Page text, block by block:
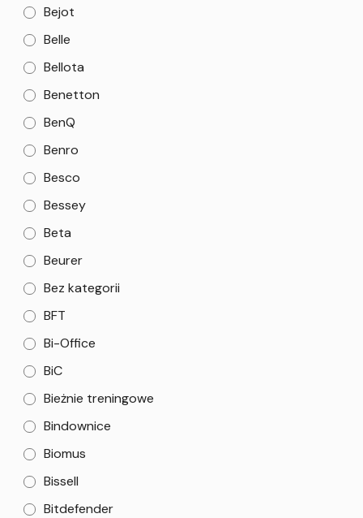
Bejot
Belle
Bellota
Benetton
BenQ
Benro
Besco
Bessey
Beta
Beurer
Bez kategorii
BFT
Bi-Office
BiC
Bieżnie treningowe
Bindownice
Biomus
Bissell
Bitdefender